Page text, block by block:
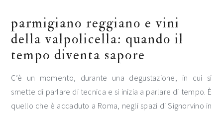
parmigiano reggiano e vini
della valpolicella: quando il
tempo diventa sapore
C’è un momento, durante una degustazione, in cui si
smette di parlare di tecnica e si inizia a parlare di tempo. È
quello che è accaduto a Roma, negli spazi di Signorvino in